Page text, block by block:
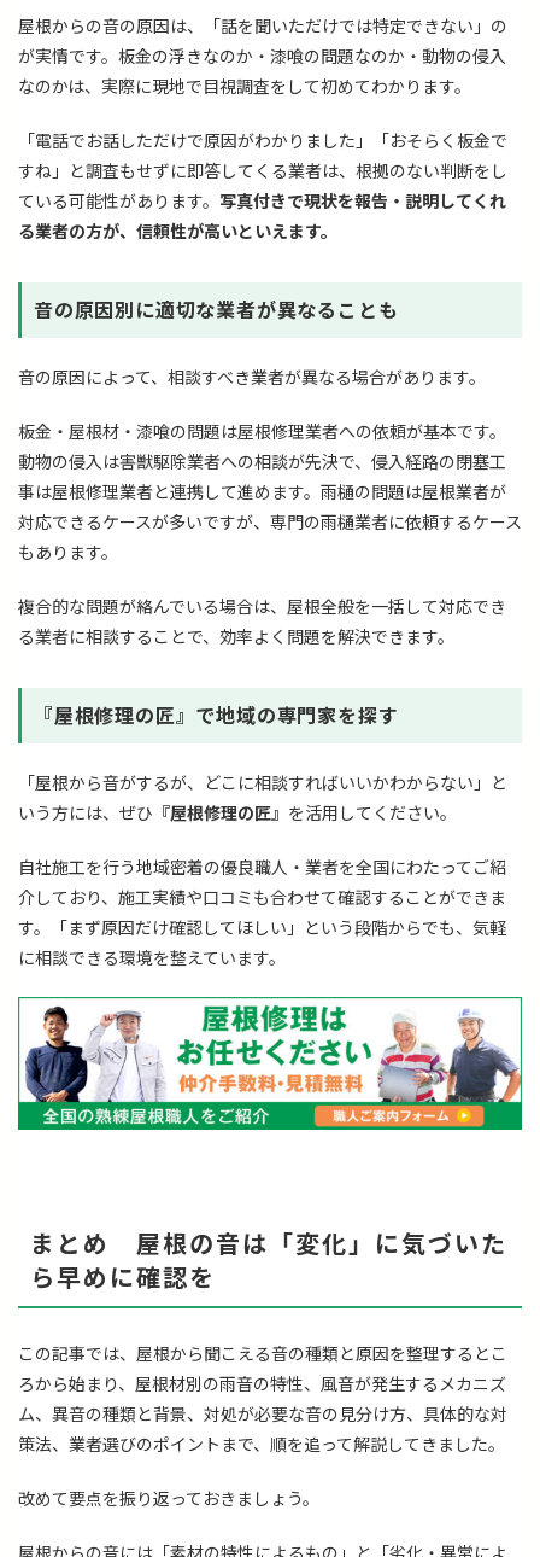
屋根からの音の原因は、「話を聞いただけでは特定できない」の
が実情です。板金の浮きなのか・漆喰の問題なのか・動物の侵入
なのかは、実際に現地で目視調査をして初めてわかります。
「電話でお話しただけで原因がわかりました」「おそらく板金で
すね」と調査もせずに即答してくる業者は、根拠のない判断をし
ている可能性があります。 写真付きで現状を報告・説明してくれ
る業者の方が、信頼性が高いといえます。
音の原因別に適切な業者が異なることも
音の原因によって、相談すべき業者が異なる場合があります。
板金・屋根材・漆喰の問題は屋根修理業者への依頼が基本です。
動物の侵入は害獣駆除業者への相談が先決で、侵入経路の閉塞工
事は屋根修理業者と連携して進めます。雨樋の問題は屋根業者が
対応できるケースが多いですが、専門の雨樋業者に依頼するケース
もあります。
複合的な問題が絡んでいる場合は、屋根全般を一括して対応でき
る業者に相談することで、効率よく問題を解決できます。
『屋根修理の匠』で地域の専門家を探す
「屋根から音がするが、どこに相談すればいいかわからない」と
いう方には、ぜひ 『屋根修理の匠』 を活用してください。
自社施工を行う地域密着の優良職人・業者を全国にわたってご紹
介しており、施工実績や口コミも合わせて確認することができま
す。「まず原因だけ確認してほしい」という段階からでも、気軽
に相談できる環境を整えています。
まとめ 屋根の音は「変化」に気づいた
ら早めに確認を
この記事では、屋根から聞こえる音の種類と原因を整理するとこ
ろから始まり、屋根材別の雨音の特性、風音が発生するメカニズ
ム、異音の種類と背景、対処が必要な音の見分け方、具体的な対
策法、業者選びのポイントまで、順を追って解説してきました。
改めて要点を振り返っておきましょう。